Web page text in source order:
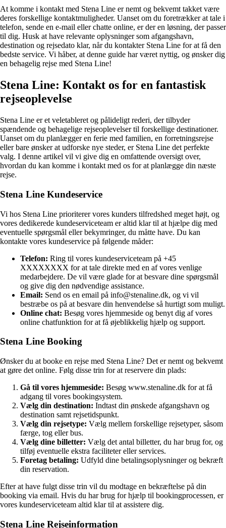
At komme i kontakt med Stena Line er nemt og bekvemt takket være
deres forskellige kontaktmuligheder. Uanset om du foretrækker at tale i
telefon, sende en e-mail eller chatte online, er der en løsning, der passer
til dig. Husk at have relevante oplysninger som afgangshavn,
destination og rejsedato klar, når du kontakter Stena Line for at få den
bedste service. Vi håber, at denne guide har været nyttig, og ønsker dig
en behagelig rejse med Stena Line!
Stena Line: Kontakt os for en fantastisk
rejseoplevelse
Stena Line er et veletableret og pålideligt rederi, der tilbyder
spændende og behagelige rejseoplevelser til forskellige destinationer.
Uanset om du planlægger en ferie med familien, en forretningsrejse
eller bare ønsker at udforske nye steder, er Stena Line det perfekte
valg. I denne artikel vil vi give dig en omfattende oversigt over,
hvordan du kan komme i kontakt med os for at planlægge din næste
rejse.
Stena Line Kundeservice
Vi hos Stena Line prioriterer vores kunders tilfredshed meget højt, og
vores dedikerede kundeserviceteam er altid klar til at hjælpe dig med
eventuelle spørgsmål eller bekymringer, du måtte have. Du kan
kontakte vores kundeservice på følgende måder:
Telefon: Ring til vores kundeserviceteam på +45
XXXXXXXX for at tale direkte med en af vores venlige
medarbejdere. De vil være glade for at besvare dine spørgsmål
og give dig den nødvendige assistance.
Email: Send os en email på info@stenaline.dk, og vi vil
bestræbe os på at besvare din henvendelse så hurtigt som muligt.
Online chat: Besøg vores hjemmeside og benyt dig af vores
online chatfunktion for at få øjeblikkelig hjælp og support.
Stena Line Booking
Ønsker du at booke en rejse med Stena Line? Det er nemt og bekvemt
at gøre det online. Følg disse trin for at reservere din plads:
Gå til vores hjemmeside: Besøg www.stenaline.dk for at få
adgang til vores bookingsystem.
Vælg din destination: Indtast din ønskede afgangshavn og
destination samt rejsetidspunkt.
Vælg din rejsetype: Vælg mellem forskellige rejsetyper, såsom
færge, tog eller bus.
Vælg dine billetter: Vælg det antal billetter, du har brug for, og
tilføj eventuelle ekstra faciliteter eller services.
Foretag betaling: Udfyld dine betalingsoplysninger og bekræft
din reservation.
Efter at have fulgt disse trin vil du modtage en bekræftelse på din
booking via email. Hvis du har brug for hjælp til bookingprocessen, er
vores kundeserviceteam altid klar til at assistere dig.
Stena Line Rejseinformation